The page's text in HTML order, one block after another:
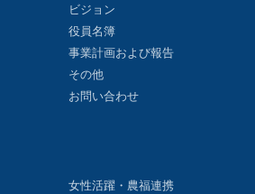
ビジョン
役員名簿
事業計画および報告
その他
お問い合わせ
女性活躍・農福連携